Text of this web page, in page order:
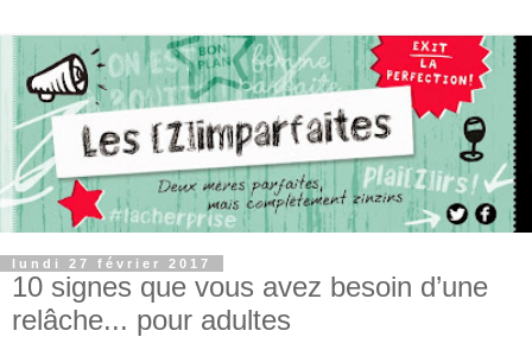
lundi 27 février 2017
10 signes que vous avez besoin d’une
relâche... pour adultes